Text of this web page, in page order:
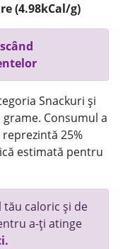
(4.98kCal/g)
Snackuri și
Consumul a
25%
estimată pentru
tău caloric și de
a-ți atinge